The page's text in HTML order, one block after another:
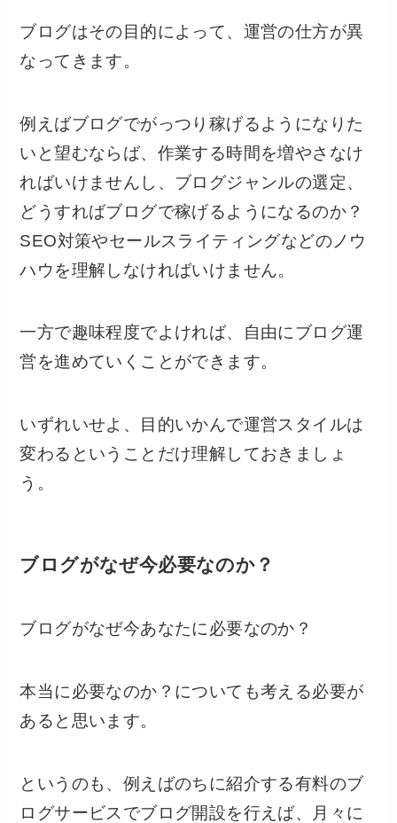
ブログはその目的によって、運営の仕方が異
なってきます。
例えばブログでがっつり稼げるようになりた
いと望むならば、作業する時間を増やさなけ
ればいけませんし、ブログジャンルの選定、
どうすればブログで稼げるようになるのか？
SEO対策やセールスライティングなどのノウ
ハウを理解しなければいけません。
一方で趣味程度でよければ、自由にブログ運
営を進めていくことができます。
いずれいせよ、目的いかんで運営スタイルは
変わるということだけ理解しておきましょ
う。
ブログがなぜ今必要なのか？
ブログがなぜ今あなたに必要なのか？
本当に必要なのか？についても考える必要が
あると思います。
というのも、例えばのちに紹介する有料のブ
ログサービスでブログ開設を行えば、月々に